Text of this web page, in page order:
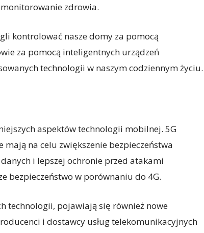
zdrowia.
kontrolować nasze domy za pomocą
za pomocą inteligentnych urządzeń
technologii w naszym codziennym życiu.
aspektów technologii mobilnej. 5G
na celu zwiększenie bezpieczeństwa
i lepszej ochronie przed atakami
bezpieczeństwo w porównaniu do 4G.
technologii, pojawiają się również nowe
i dostawcy usług telekomunikacyjnych